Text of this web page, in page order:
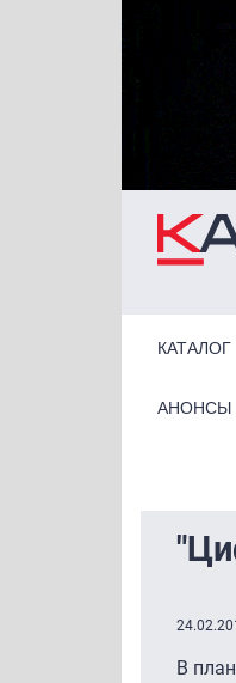
КАТАЛОГ
Primary
АНОНСЫ
В